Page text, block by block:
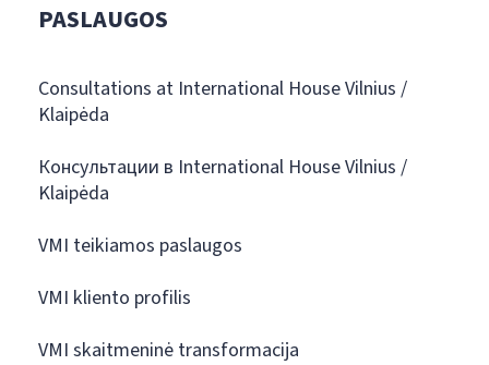
PASLAUGOS
Consultations at International House Vilnius /
Klaipėda
Консультации в International House Vilnius /
Klaipėda
VMI teikiamos paslaugos
VMI kliento profilis
VMI skaitmeninė transformacija